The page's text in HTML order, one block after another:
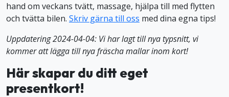
hand om veckans tvätt, massage, hjälpa till med flytten
och tvätta bilen. Skriv gärna till oss med dina egna tips!
Uppdatering 2024-04-04: Vi har lagt till nya typsnitt, vi
kommer att lägga till nya fräscha mallar inom kort!
Här skapar du ditt eget
presentkort!